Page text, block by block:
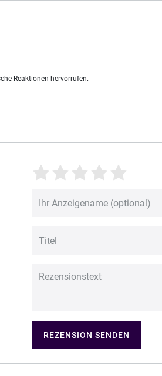
Reaktionen hervorrufen.
REZENSION SENDEN